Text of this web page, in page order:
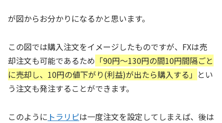
が図からお分かりになるかと思います。
この図では購入注文をイメージしたものですが、FXは売
却注文も可能であるため 「90円～130円の間10円間隔ごと
に売却し、10円の値下がり(利益)が出たら購入する」 とい
う注文も発注することができます。
このように トラリピは一度注文を設定してしまえば、後は